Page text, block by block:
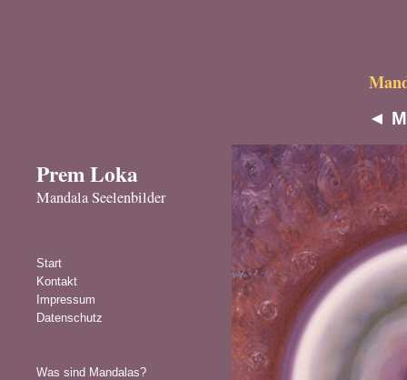
Prem Loka
Mandala Seelenbilder
Start
Kontakt
Impressum
Datenschutz
Was sind Mandalas?
◄